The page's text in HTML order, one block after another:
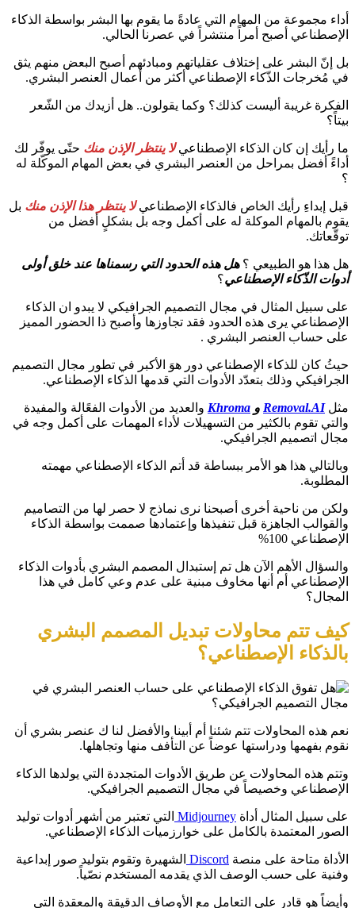
أداء مجموعة من المهام التي عادةً ما يقوم بها البشر بواسطة الذكاء
الإصطناعي أصبح أمراً منتشراً في عصرنا الحالي.
بل إنّ البشر على إختلاف عقلياتهم ومبادئهم أصبح البعض منهم يثق
في مُخرجات الذّكاء الإصطناعي أكثر من أعمال العنصر البشري.
الفكرة غريبة أليست كذلك؟ وكما يقولون.. هل أزيدك من الشّعر
بيتاً؟
ما رأيك إن كان الذكاء الإصطناعيلا ينتظر الإذن منك حتّى يوفّر لك
أداءً أفضل بمراحل من العنصر البشري في بعض المهام الموكّلة له
؟
قبل إبداءِ رأيك الخاص فالذكاء الإصطناعيلا ينتظر هذا الإذن منك بل
يقوم بالمهام الموكلة له على أكمل وجه بل بشكلٍ أفضل من
توقّعاتك.
هل هذا هو الطبيعي ؟هل هذه الحدود التي رسمناها عند خلق أولى
أدوات الذّكاء الإصطناعي؟
على سبيل المثال في مجال التصميم الجرافيكي لا يبدو ان الذكاء
الإصطناعي يرى هذه الحدود فقد تجاوزها وأصبح ذا الحضور المميز
على حساب العنصر البشري .
حيثُ كان للذكاء الإصطناعي دور هوَ الأكبر في تطور مجال التصميم
الجرافيكي وذلك بتعدّد الأدوات التي قدمها الذكاء الإصطناعي.
مثلRemoval.AI و Khroma والعديد من الأدوات الفعًالة والمفيدة
والتي تقوم بالكثير من التسهيلات لأداء المهمات على أكمل وجه في
مجال اتصميم الجرافيكي.
وبالتالي هذا هو الأمر ببساطة قد أتم الذكاء الإصطناعي مهمته
المطلوبة.
ولكن من ناحية أخرى أصبحنا نرى نماذج لا حصر لها من التصاميم
والقوالب الجاهزة قبل تنفيذها وإعتمادها صممت بواسطة الذكاء
الإصطناعي 100%
والسؤال الأهم الآن هل تم إستبدال المصمم البشري بأدوات الذكاء
الإصطناعي أم أنها مخاوف مبنية على عدم وعي كامل في هذا
المجال؟
كيف تتم محاولات تبديل المصمم البشري
بالذكاء الإصطناعي؟
نعم هذه المحاولات تتم شئنا أم أبينا والأفضل لنا ك عنصر بشري أن
نقوم بفهمها ودراستها عوضاً عن التأفف منها وتجاهلها.
وتتم هذه المحاولات عن طريق الأدوات المتجددة التي يولدها الذكاء
الإصطناعي وخصيصاً في مجال التصميم الجرافيكي.
على سبيل المثال أداة Midjourney التي تعتبر من أشهر أدوات توليد
الصور المعتمدة بالكامل على خوارزميات الذكاء الإصطناعي.
الأداة متاحة على منصة Discord الشهيرة وتقوم بتوليد صور إبداعية
وفنية على حسب الوصف الذي يقدمه المستخدم نصّياً.
وأيضاً هو قادر على التعامل مع الأوصاف الدقيقة والمعقدة التي